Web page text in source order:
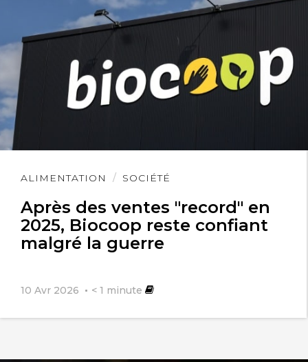
ALIMENTATION SOCIÉTÉ
Après des ventes "record" en
2025, Biocoop reste confiant
malgré la guerre
10 Avr 2026 < 1 minute
Lire